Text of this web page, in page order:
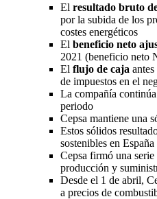
El resultado bruto
por la subida de los
costes energéticos
El beneficio neto
2021 (beneficio neto
El flujo de caja
de impuestos en el
La compañía
periodo
Cepsa mantiene una
Estos sólidos
sostenibles en
Cepsa firmó una serie
producción y
Desde el 1 de abril,
a precios de